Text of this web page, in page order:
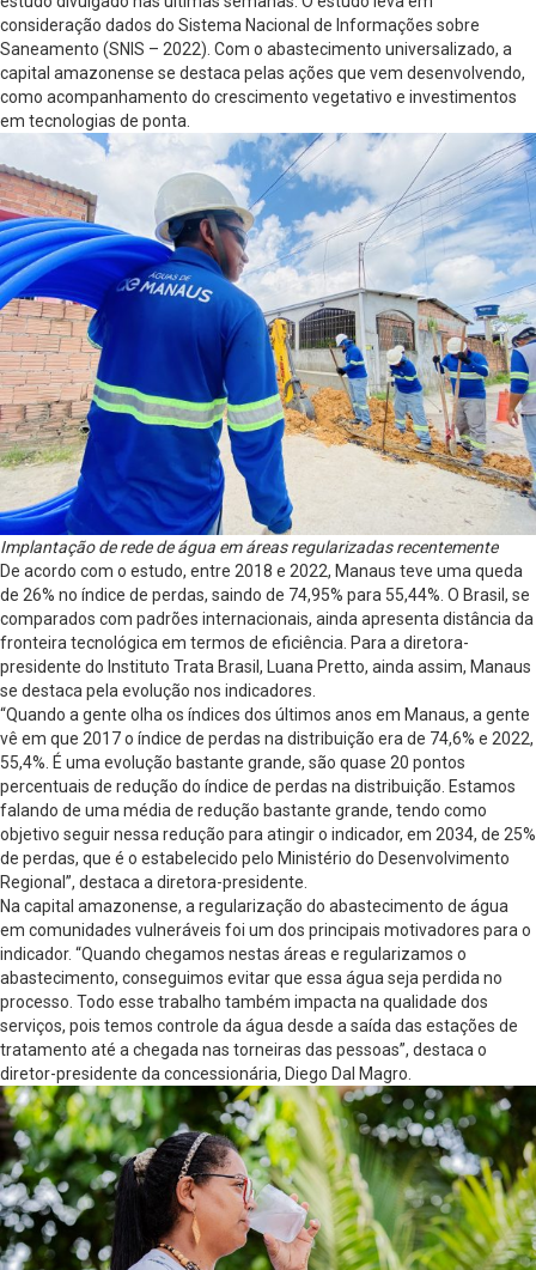
consideração dados do Sistema Nacional de Informações sobre
Saneamento (SNIS – 2022). Com o abastecimento universalizado, a
capital amazonense se destaca pelas ações que vem desenvolvendo,
como acompanhamento do crescimento vegetativo e investimentos
em tecnologias de ponta.
Implantação de rede de água em áreas regularizadas recentemente
De acordo com o estudo, entre 2018 e 2022, Manaus teve uma queda
de 26% no índice de perdas, saindo de 74,95% para 55,44%. O Brasil, se
comparados com padrões internacionais, ainda apresenta distância da
fronteira tecnológica em termos de eficiência. Para a diretora-
presidente do Instituto Trata Brasil, Luana Pretto, ainda assim, Manaus
se destaca pela evolução nos indicadores.
“Quando a gente olha os índices dos últimos anos em Manaus, a gente
vê em que 2017 o índice de perdas na distribuição era de 74,6% e 2022,
55,4%. É uma evolução bastante grande, são quase 20 pontos
percentuais de redução do índice de perdas na distribuição. Estamos
falando de uma média de redução bastante grande, tendo como
objetivo seguir nessa redução para atingir o indicador, em 2034, de 25%
de perdas, que é o estabelecido pelo Ministério do Desenvolvimento
Regional”, destaca a diretora-presidente.
Na capital amazonense, a regularização do abastecimento de água
em comunidades vulneráveis foi um dos principais motivadores para o
indicador. “Quando chegamos nestas áreas e regularizamos o
abastecimento, conseguimos evitar que essa água seja perdida no
processo. Todo esse trabalho também impacta na qualidade dos
serviços, pois temos controle da água desde a saída das estações de
tratamento até a chegada nas torneiras das pessoas”, destaca o
diretor-presidente da concessionária, Diego Dal Magro.